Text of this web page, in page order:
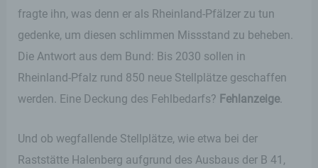
fragte ihn, was denn er als Rheinland-Pfälzer zu tun
gedenke, um diesen schlimmen Missstand zu beheben.
Die Antwort aus dem Bund: Bis 2030 sollen in
Rheinland-Pfalz rund 850 neue Stellplätze geschaffen
werden. Eine Deckung des Fehlbedarfs? Fehlanzeige.
Und ob wegfallende Stellplätze, wie etwa bei der
Raststätte Halenberg aufgrund des Ausbaus der B 41,